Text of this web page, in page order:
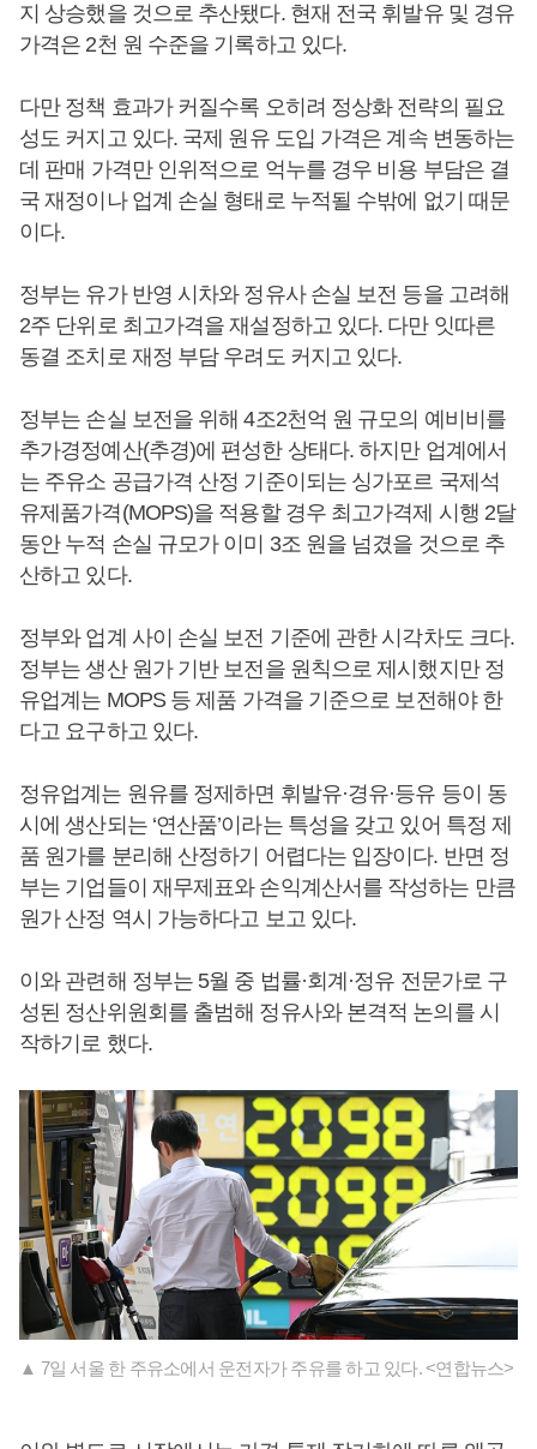
지 상승했을 것으로 추산됐다. 현재 전국 휘발유 및 경유
가격은 2천 원 수준을 기록하고 있다.
다만 정책 효과가 커질수록 오히려 정상화 전략의 필요
성도 커지고 있다. 국제 원유 도입 가격은 계속 변동하는
데 판매 가격만 인위적으로 억누를 경우 비용 부담은 결
국 재정이나 업계 손실 형태로 누적될 수밖에 없기 때문
이다.
정부는 유가 반영 시차와 정유사 손실 보전 등을 고려해
2주 단위로 최고가격을 재설정하고 있다. 다만 잇따른
동결 조치로 재정 부담 우려도 커지고 있다.
정부는 손실 보전을 위해 4조2천억 원 규모의 예비비를
추가경정예산(추경)에 편성한 상태다. 하지만 업계에서
는 주유소 공급가격 산정 기준이되는 싱가포르 국제석
유제품가격(MOPS)을 적용할 경우 최고가격제 시행 2달
동안 누적 손실 규모가 이미 3조 원을 넘겼을 것으로 추
산하고 있다.
정부와 업계 사이 손실 보전 기준에 관한 시각차도 크다.
정부는 생산 원가 기반 보전을 원칙으로 제시했지만 정
유업계는 MOPS 등 제품 가격을 기준으로 보전해야 한
다고 요구하고 있다.
정유업계는 원유를 정제하면 휘발유·경유·등유 등이 동
시에 생산되는 ‘연산품’이라는 특성을 갖고 있어 특정 제
품 원가를 분리해 산정하기 어렵다는 입장이다. 반면 정
부는 기업들이 재무제표와 손익계산서를 작성하는 만큼
원가 산정 역시 가능하다고 보고 있다.
이와 관련해 정부는 5월 중 법률·회계·정유 전문가로 구
성된 정산위원회를 출범해 정유사와 본격적 논의를 시
작하기로 했다.
▲ 7일 서울 한 주유소에서 운전자가 주유를 하고 있다. <연합뉴스>